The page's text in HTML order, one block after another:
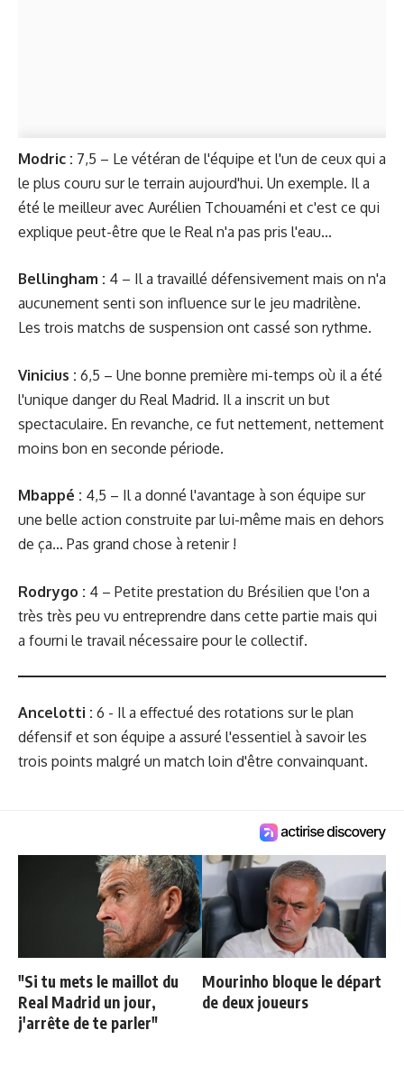
Modric : 7,5 – Le vétéran de l'équipe et l'un de ceux qui a
le plus couru sur le terrain aujourd'hui. Un exemple. Il a
été le meilleur avec Aurélien Tchouaméni et c'est ce qui
explique peut-être que le Real n'a pas pris l'eau...
Bellingham : 4 – Il a travaillé défensivement mais on n'a
aucunement senti son influence sur le jeu madrilène.
Les trois matchs de suspension ont cassé son rythme.
Vinicius : 6,5 – Une bonne première mi-temps où il a été
l'unique danger du Real Madrid. Il a inscrit un but
spectaculaire. En revanche, ce fut nettement, nettement
moins bon en seconde période.
Mbappé : 4,5 – Il a donné l'avantage à son équipe sur
une belle action construite par lui-même mais en dehors
de ça... Pas grand chose à retenir !
Rodrygo : 4 – Petite prestation du Brésilien que l'on a
très très peu vu entreprendre dans cette partie mais qui
a fourni le travail nécessaire pour le collectif.
Ancelotti : 6 - Il a effectué des rotations sur le plan
défensif et son équipe a assuré l'essentiel à savoir les
trois points malgré un match loin d'être convainquant.
"Si tu mets le maillot du
Real Madrid un jour,
j'arrête de te parler"
Mourinho bloque le départ
de deux joueurs